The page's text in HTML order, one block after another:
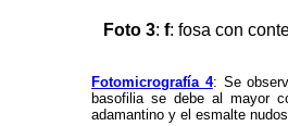
Foto 3: f: fosa con
Fotomicrografía 4: Se
basofilia se debe al mayor
adamantino y el esmalte